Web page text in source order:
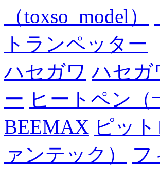
（toxso_model）
トランペッター
ハセガワ ハセガ
ー ヒートペン
BEEMAX ピッ
ァンテック）
フ